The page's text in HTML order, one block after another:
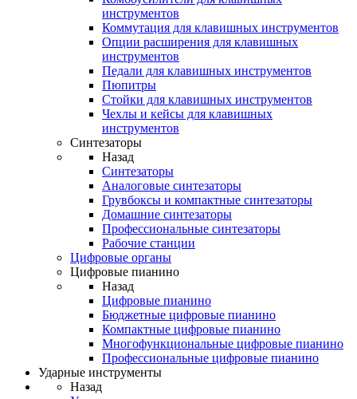
инструментов
Коммутация для клавишных инструментов
Опции расширения для клавишных
инструментов
Педали для клавишных инструментов
Пюпитры
Стойки для клавишных инструментов
Чехлы и кейсы для клавишных
инструментов
Синтезаторы
Назад
Синтезаторы
Аналоговые синтезаторы
Грувбоксы и компактные синтезаторы
Домашние синтезаторы
Профессиональные синтезаторы
Рабочие станции
Цифровые органы
Цифровые пианино
Назад
Цифровые пианино
Бюджетные цифровые пианино
Компактные цифровые пианино
Многофункциональные цифровые пианино
Профессиональные цифровые пианино
Ударные инструменты
Назад